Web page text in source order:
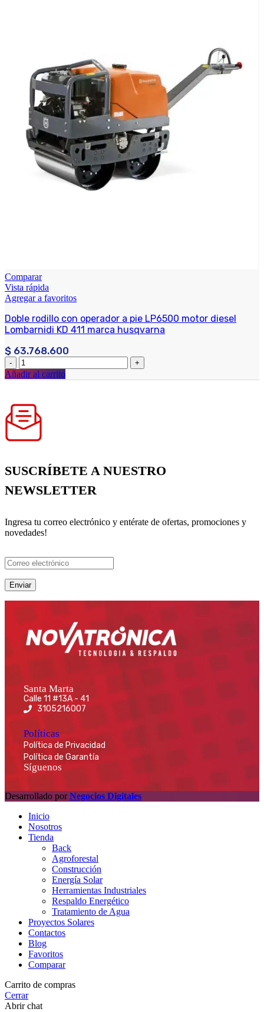
Comparar
Vista rápida
Agregar a favoritos
Doble rodillo con operador a pie LP6500 motor diesel
Lombarnidi KD 411 marca husqvarna
$ 63.768.600
Añadir al carrito
SUSCRÍBETE A NUESTRO
NEWSLETTER
Ingresa tu correo electrónico y entérate de ofertas, promociones y
novedades!
Santa Marta
Calle 11 #13A - 41
3105216007
Políticas
Política de Privacidad
Política de Garantía
Síguenos
Desarrollado por Negocios Digitales
Inicio
Nosotros
Tienda
Back
Agroforestal
Construcción
Energía Solar
Herramientas Industriales
Respaldo Energético
Tratamiento de Agua
Proyectos Solares
Contactos
Blog
Favoritos
Comparar
Carrito de compras
Cerrar
Abrir chat